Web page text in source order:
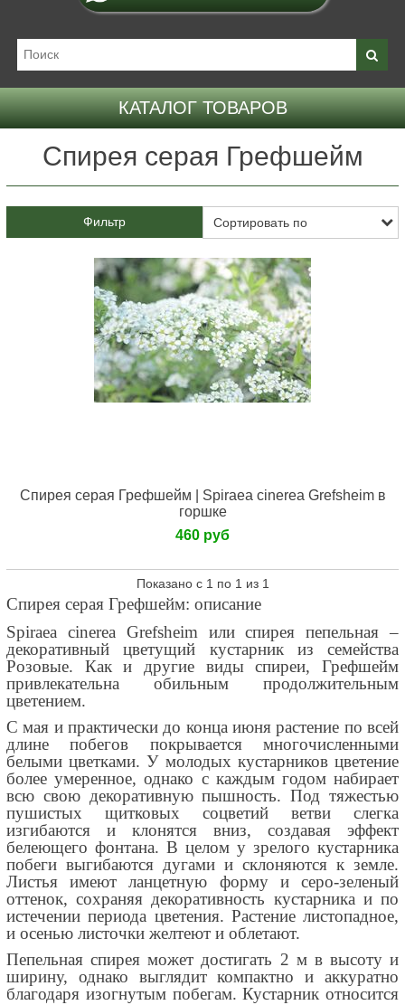
КАТАЛОГ ТОВАРОВ
Спирея серая Грефшейм
Фильтр
Спирея серая Грефшейм | Spiraea cinerea Grefsheim в
горшке
460 руб
Показано с 1 по 1 из 1
Спирея серая Грефшейм: описание
Spiraea cinerea Grefsheim или спирея пепельная –
декоративный цветущий кустарник из семейства
Розовые. Как и другие виды спиреи, Грефшейм
привлекательна обильным продолжительным
цветением.
С мая и практически до конца июня растение по всей
длине побегов покрывается многочисленными
белыми цветками. У молодых кустарников цветение
более умеренное, однако с каждым годом набирает
всю свою декоративную пышность. Под тяжестью
пушистых щитковых соцветий ветви слегка
изгибаются и клонятся вниз, создавая эффект
белеющего фонтана. В целом у зрелого кустарника
побеги выгибаются дугами и склоняются к земле.
Листья имеют ланцетную форму и серо-зеленый
оттенок, сохраняя декоративность кустарника и по
истечении периода цветения. Растение листопадное,
и осенью листочки желтеют и облетают.
Пепельная спирея может достигать 2 м в высоту и
ширину, однако выглядит компактно и аккуратно
благодаря изогнутым побегам. Кустарник относится